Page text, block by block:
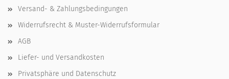
Versand- & Zahlungsbedingungen
Widerrufsrecht & Muster-Widerrufsformular
AGB
Liefer- und Versandkosten
Privatsphäre und Datenschutz